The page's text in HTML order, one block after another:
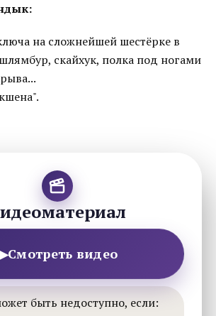
на сложнейшей шестёрке в
скайхук, полка под ногами
Смотреть видео
быть недоступно, если: